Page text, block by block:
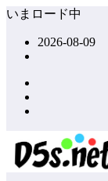
コ
ッ
プ
いまロード中
2026-08-09